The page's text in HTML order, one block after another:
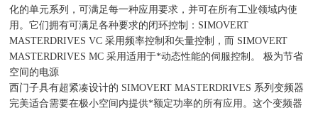
化的单元系列，可满足每一种应用要求，并可在所有工业领域内使
用。它们拥有可满足各种要求的闭环控制：SIMOVERT
MASTERDRIVES VC 采用频率控制和矢量控制，而 SIMOVERT
MASTERDRIVES MC 采用适用于*动态性能的伺服控制。 极为节省
空间的电源
西门子具有超紧凑设计的 SIMOVERT MASTERDRIVES 系列变频器
完美适合需要在极小空间内提供*额定功率的所有应用。这个变频器